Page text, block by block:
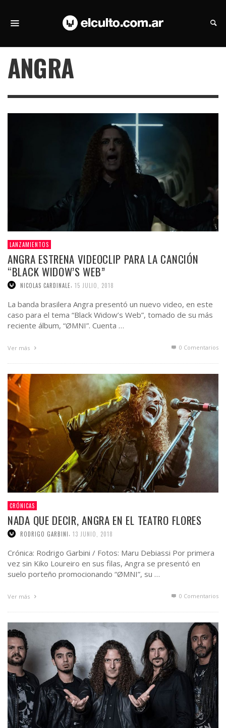
ANGRA
LANZAMIENTOS
ANGRA ESTRENA VIDEOCLIP PARA LA CANCIÓN
“BLACK WIDOW’S WEB”
NICOLAS CARDINALE 15 JULIO, 2018
La banda brasilera Angra presentó un nuevo video, en este
caso para el tema “Black Widow’s Web”, tomado de su más
reciente álbum, “ØMNI”. Cuenta …
Ver más 0 Comentarios
CRÓNICAS
NADA QUE DECIR, ANGRA EN EL TEATRO FLORES
RODRIGO GARBINI 13 JUNIO, 2018
Crónica: Rodrigo Garbini / Fotos: Maru Debiassi Por primera
vez sin Kiko Loureiro en sus filas, Angra se presentó en
suelo porteño promocionando “ØMNI”, su …
Ver más 0 Comentarios